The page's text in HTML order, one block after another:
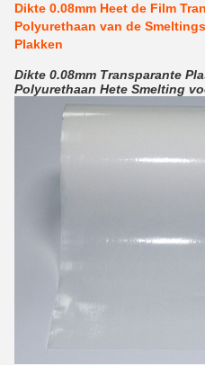
Dikte 0.08mm Heet de Film
Polyurethaan van de
Plakken
Dikte 0.08mm Transparante
Polyurethaan Hete Smelting